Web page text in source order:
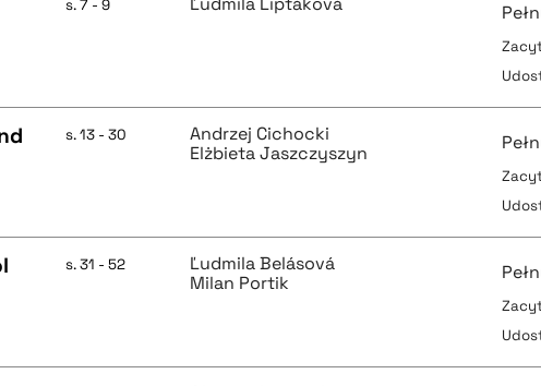
s. 7 - 9
s. 13 - 30
Andrzej Cichocki
Elżbieta Jaszczyszyn
s. 31 - 52
Ľudmila Belásová
Milan Portik